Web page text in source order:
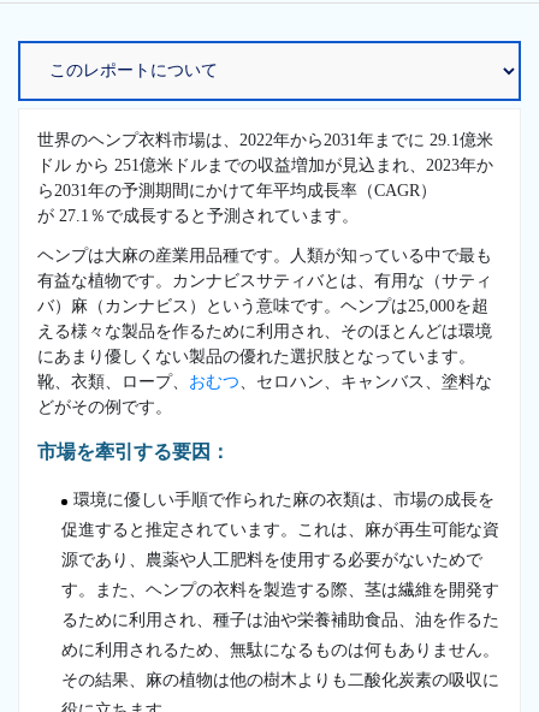
世界のヘンプ衣料市場は、2022年から2031年までに 29.1億米
ドル から 251億米ドルまでの収益増加が見込まれ、2023年か
ら2031年の予測期間にかけて年平均成長率（CAGR）
が 27.1％で成長すると予測されています。
ヘンプは大麻の産業用品種です。人類が知っている中で最も
有益な植物です。カンナビスサティバとは、有用な（サティ
バ）麻（カンナビス）という意味です。ヘンプは25,000を超
える様々な製品を作るために利用され、そのほとんどは環境
にあまり優しくない製品の優れた選択肢となっています。
靴、衣類、ロープ、 おむつ 、セロハン、キャンバス、塗料な
どがその例です。
市場を牽引する要因：
環境に優しい手順で作られた麻の衣類は、市場の成長を
促進すると推定されています。これは、麻が再生可能な資
源であり、農薬や人工肥料を使用する必要がないためで
す。また、ヘンプの衣料を製造する際、茎は繊維を開発す
るために利用され、種子は油や栄養補助食品、油を作るた
めに利用されるため、無駄になるものは何もありません。
その結果、麻の植物は他の樹木よりも二酸化炭素の吸収に